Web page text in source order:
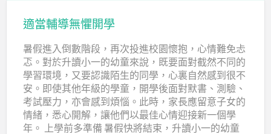
適當輔導無懼開學
暑假進入倒數階段，再次投進校園懷抱，心情難免忐
忑。對於升讀小一的幼童來說，既要面對截然不同的
學習環境，又要認識陌生的同學，心裏自然感到很不
安。即使其他年級的學童，開學後面對默書、測驗、
考試壓力，亦會感到煩惱。此時，家長應留意子女的
情緒，悉心開解，讓他們以最佳心情迎接新一個學
年。 上學前多準備 暑假快將結束，升讀小一的幼童